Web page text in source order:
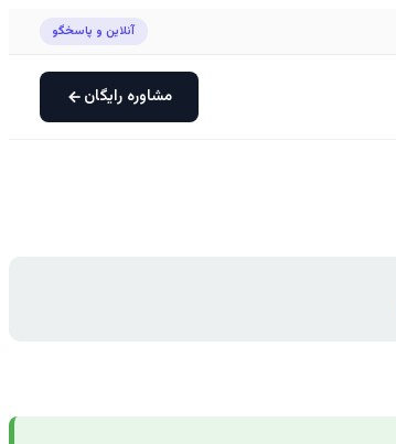
آنلاین و پاسخگو
مشاوره رایگان